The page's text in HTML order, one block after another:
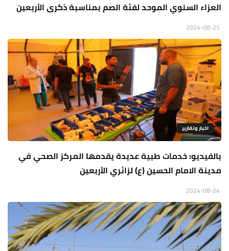
العزاء السنوي الموحد لفئة الصم بمناسبة ذكرى الأربعين
اخبار وتقارير
بالفيديو: خدمات طبية عديدة يقدمها المركز الصحي في
مدينة الامام الحسين (ع) لزائري الأربعين